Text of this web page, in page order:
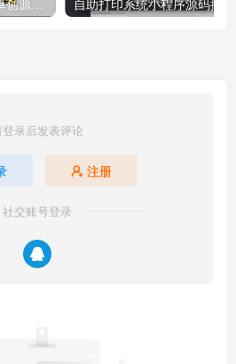
录后发表评论
注册
社交账号登录